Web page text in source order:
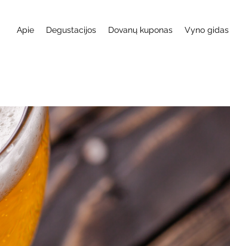
Apie Degustacijos Dovanų kuponas Vyno gidas